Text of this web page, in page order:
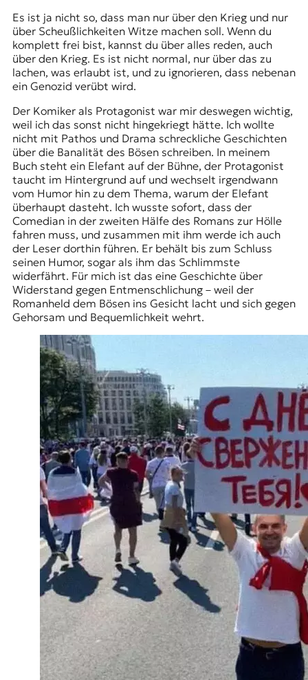
Es ist ja nicht so, dass man nur über den Krieg und nur
über Scheußlichkeiten Witze machen soll. Wenn du
komplett frei bist, kannst du über alles reden, auch
über den Krieg. Es ist nicht normal, nur über das zu
lachen, was erlaubt ist, und zu ignorieren, dass nebenan
ein Genozid verübt wird.
Der Komiker als Protagonist war mir deswegen wichtig,
weil ich das sonst nicht hingekriegt hätte. Ich wollte
nicht mit Pathos und Drama schreckliche Geschichten
über die Banalität des Bösen schreiben. In meinem
Buch steht ein Elefant auf der Bühne, der Protagonist
taucht im Hintergrund auf und wechselt irgendwann
vom Humor hin zu dem Thema, warum der Elefant
überhaupt dasteht. Ich wusste sofort, dass der
Comedian in der zweiten Hälfe des Romans zur Hölle
fahren muss, und zusammen mit ihm werde ich auch
der Leser dorthin führen. Er behält bis zum Schluss
seinen Humor, sogar als ihm das Schlimmste
widerfährt. Für mich ist das eine Geschichte über
Widerstand gegen Entmenschlichung – weil der
Romanheld dem Bösen ins Gesicht lacht und sich gegen
Gehorsam und Bequemlichkeit wehrt.